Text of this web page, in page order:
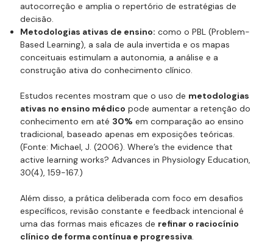
autocorreção e amplia o repertório de estratégias de
decisão.
Metodologias ativas de ensino: como o PBL (Problem-
Based Learning), a sala de aula invertida e os mapas
conceituais estimulam a autonomia, a análise e a
construção ativa do conhecimento clínico.
Estudos recentes mostram que o uso de metodologias
ativas no ensino médico pode aumentar a retenção do
conhecimento em até 30% em comparação ao ensino
tradicional, baseado apenas em exposições teóricas.
(Fonte: Michael, J. (2006). Where’s the evidence that
active learning works? Advances in Physiology Education,
30(4), 159-167.)
Além disso, a prática deliberada com foco em desafios
específicos, revisão constante e feedback intencional é
uma das formas mais eficazes de refinar o raciocínio
clínico de forma contínua e progressiva.